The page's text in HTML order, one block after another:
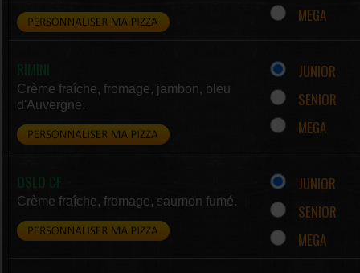
MEGA
RIMINI
Crème fraîche, fromage, jambon, bleu
d'Auvergne.
JUNIOR
SENIOR
MEGA
OSLO CF
Crème fraîche, fromage, saumon fumé.
JUNIOR
SENIOR
MEGA